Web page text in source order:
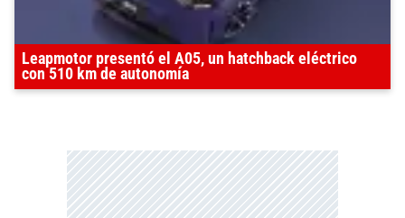
Leapmotor presentó el A05, un hatchback eléctrico
con 510 km de autonomía